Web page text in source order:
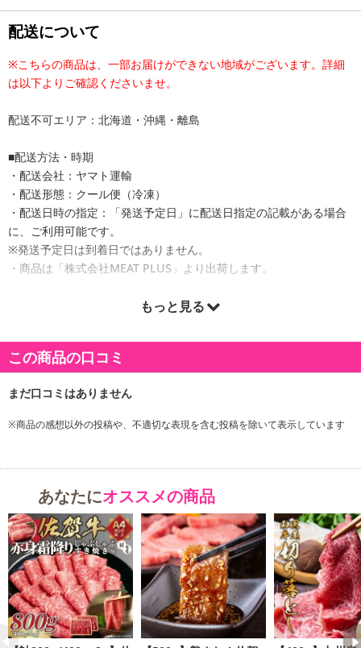
配送について
※こちらの商品は、一部お届けができない地域がございます。詳細
は以下よりご確認くださいませ。
配送不可エリア：北海道・沖縄・離島
■配送方法・時期
・配送会社：ヤマト運輸
・配送形態：クール便（冷凍）
・配送日時の指定：「発送予定日」に配送日指定の記載がある場合
に、ご利用可能です。
※発送予定日は到着日ではありません。
・商品は「株式会社MEAT PLUS」より出荷します。
・最上級を育む、理想的な飼育環境:穏やかな気候、清らかな空気、
この豊かな自然環境の中で、佐賀牛は大切に守り、育てられてきま
した。
・美しく、味わい深い佐賀牛の魅力:艶さしと称されるやわらかな赤
身の中に、風味ただようきめ細かな脂肪が入った美しい霜降り。
肉質においては最上の5等級および4等級のBMS7以上のものを厳選
し、佐賀牛と名付けています。
美しく味わい深い…まさに「美味」しいを追求した逸品です。スラ
イスの部位は、サーロインだけを贅沢に使用！本当に美味しいお肉
が食べたい！！という寄付者様にお勧めです！
しゃぶしゃぶすき焼きで食べることは勿論、地元ではシンプルに焼
いて素材の味を堪能することも多いです。
もっと見る
この商品の口コミ
※商品の感想以外の投稿や、不適切な表現を含む投稿を除いて表示しています
あなたにオススメの商品